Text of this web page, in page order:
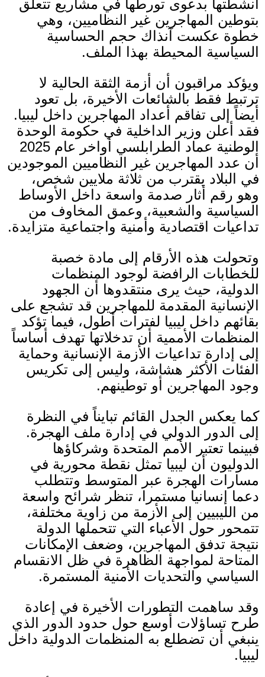
أنشطتها بدعوى تورطها في مشاريع تتعلق
بتوطين المهاجرين غير النظاميين، وهي
خطوة عكست آنذاك حجم الحساسية
السياسية المحيطة بهذا الملف.
ويؤكد مراقبون أن أزمة الثقة الحالية لا
ترتبط فقط بالشائعات الأخيرة، بل تعود
أيضاً إلى تفاقم أعداد المهاجرين داخل ليبيا.
فقد أعلن وزير الداخلية في حكومة الوحدة
الوطنية عماد الطرابلسي أواخر عام 2025
أن عدد المهاجرين غير النظاميين الموجودين
في البلاد يقترب من ثلاثة ملايين شخص،
وهو رقم أثار صدمة واسعة داخل الأوساط
السياسية والشعبية، وعمق المخاوف من
تداعيات اقتصادية وأمنية واجتماعية متزايدة.
وتحولت هذه الأرقام إلى مادة خصبة
للخطابات الرافضة لوجود المنظمات
الدولية، حيث يرى منتقدوها أن الجهود
الإنسانية المقدمة للمهاجرين قد تشجع على
بقائهم داخل ليبيا لفترات أطول، فيما تؤكد
المنظمات الأممية أن تدخلاتها تهدف أساساً
إلى إدارة تداعيات الأزمة الإنسانية وحماية
الفئات الأكثر هشاشة، وليس إلى تكريس
وجود المهاجرين أو توطينهم.
كما يعكس الجدل القائم تبايناً في النظرة
إلى الدور الدولي في إدارة ملف الهجرة.
فبينما تعتبر الأمم المتحدة وشركاؤها
الدوليون أن ليبيا تمثل نقطة محورية في
مسارات الهجرة عبر المتوسط وتتطلب
دعما إنسانيا مستمرا، تنظر شرائح واسعة
من الليبيين إلى الأزمة من زاوية مختلفة،
تتمحور حول الأعباء التي تتحملها الدولة
نتيجة تدفق المهاجرين، وضعف الإمكانات
المتاحة لمواجهة الظاهرة في ظل الانقسام
السياسي والتحديات الأمنية المستمرة.
وقد ساهمت التطورات الأخيرة في إعادة
طرح تساؤلات أوسع حول حدود الدور الذي
ينبغي أن تضطلع به المنظمات الدولية داخل
ليبيا.